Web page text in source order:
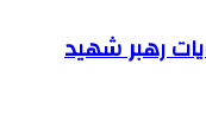
رهبر شهید